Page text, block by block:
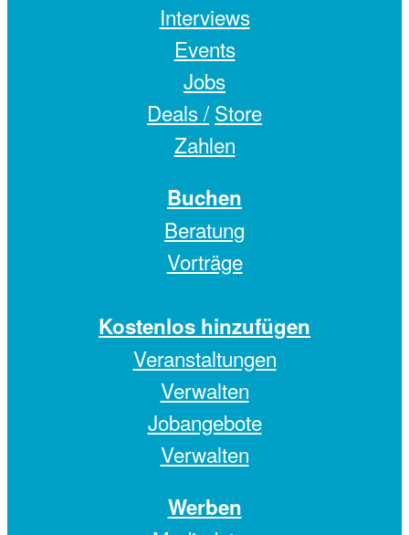
Interviews
Events
Jobs
Deals / Store
Zahlen
Buchen
Beratung
Vorträge
Kostenlos hinzufügen
Veranstaltungen
Verwalten
Jobangebote
Verwalten
Werben